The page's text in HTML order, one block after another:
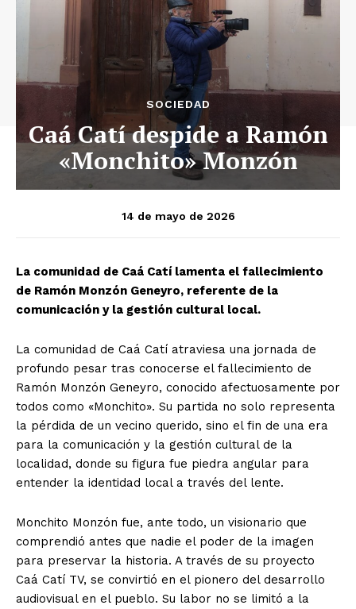
SOCIEDAD
Caá Catí despide a Ramón
«Monchito» Monzón
14 de mayo de 2026
La comunidad de Caá Catí lamenta el fallecimiento
de Ramón Monzón Geneyro, referente de la
comunicación y la gestión cultural local.
La comunidad de Caá Catí atraviesa una jornada de
profundo pesar tras conocerse el fallecimiento de
Ramón Monzón Geneyro, conocido afectuosamente por
todos como «Monchito». Su partida no solo representa
la pérdida de un vecino querido, sino el fin de una era
para la comunicación y la gestión cultural de la
localidad, donde su figura fue piedra angular para
entender la identidad local a través del lente.
Monchito Monzón fue, ante todo, un visionario que
comprendió antes que nadie el poder de la imagen
para preservar la historia. A través de su proyecto
Caá Catí TV, se convirtió en el pionero del desarrollo
audiovisual en el pueblo. Su labor no se limitó a la